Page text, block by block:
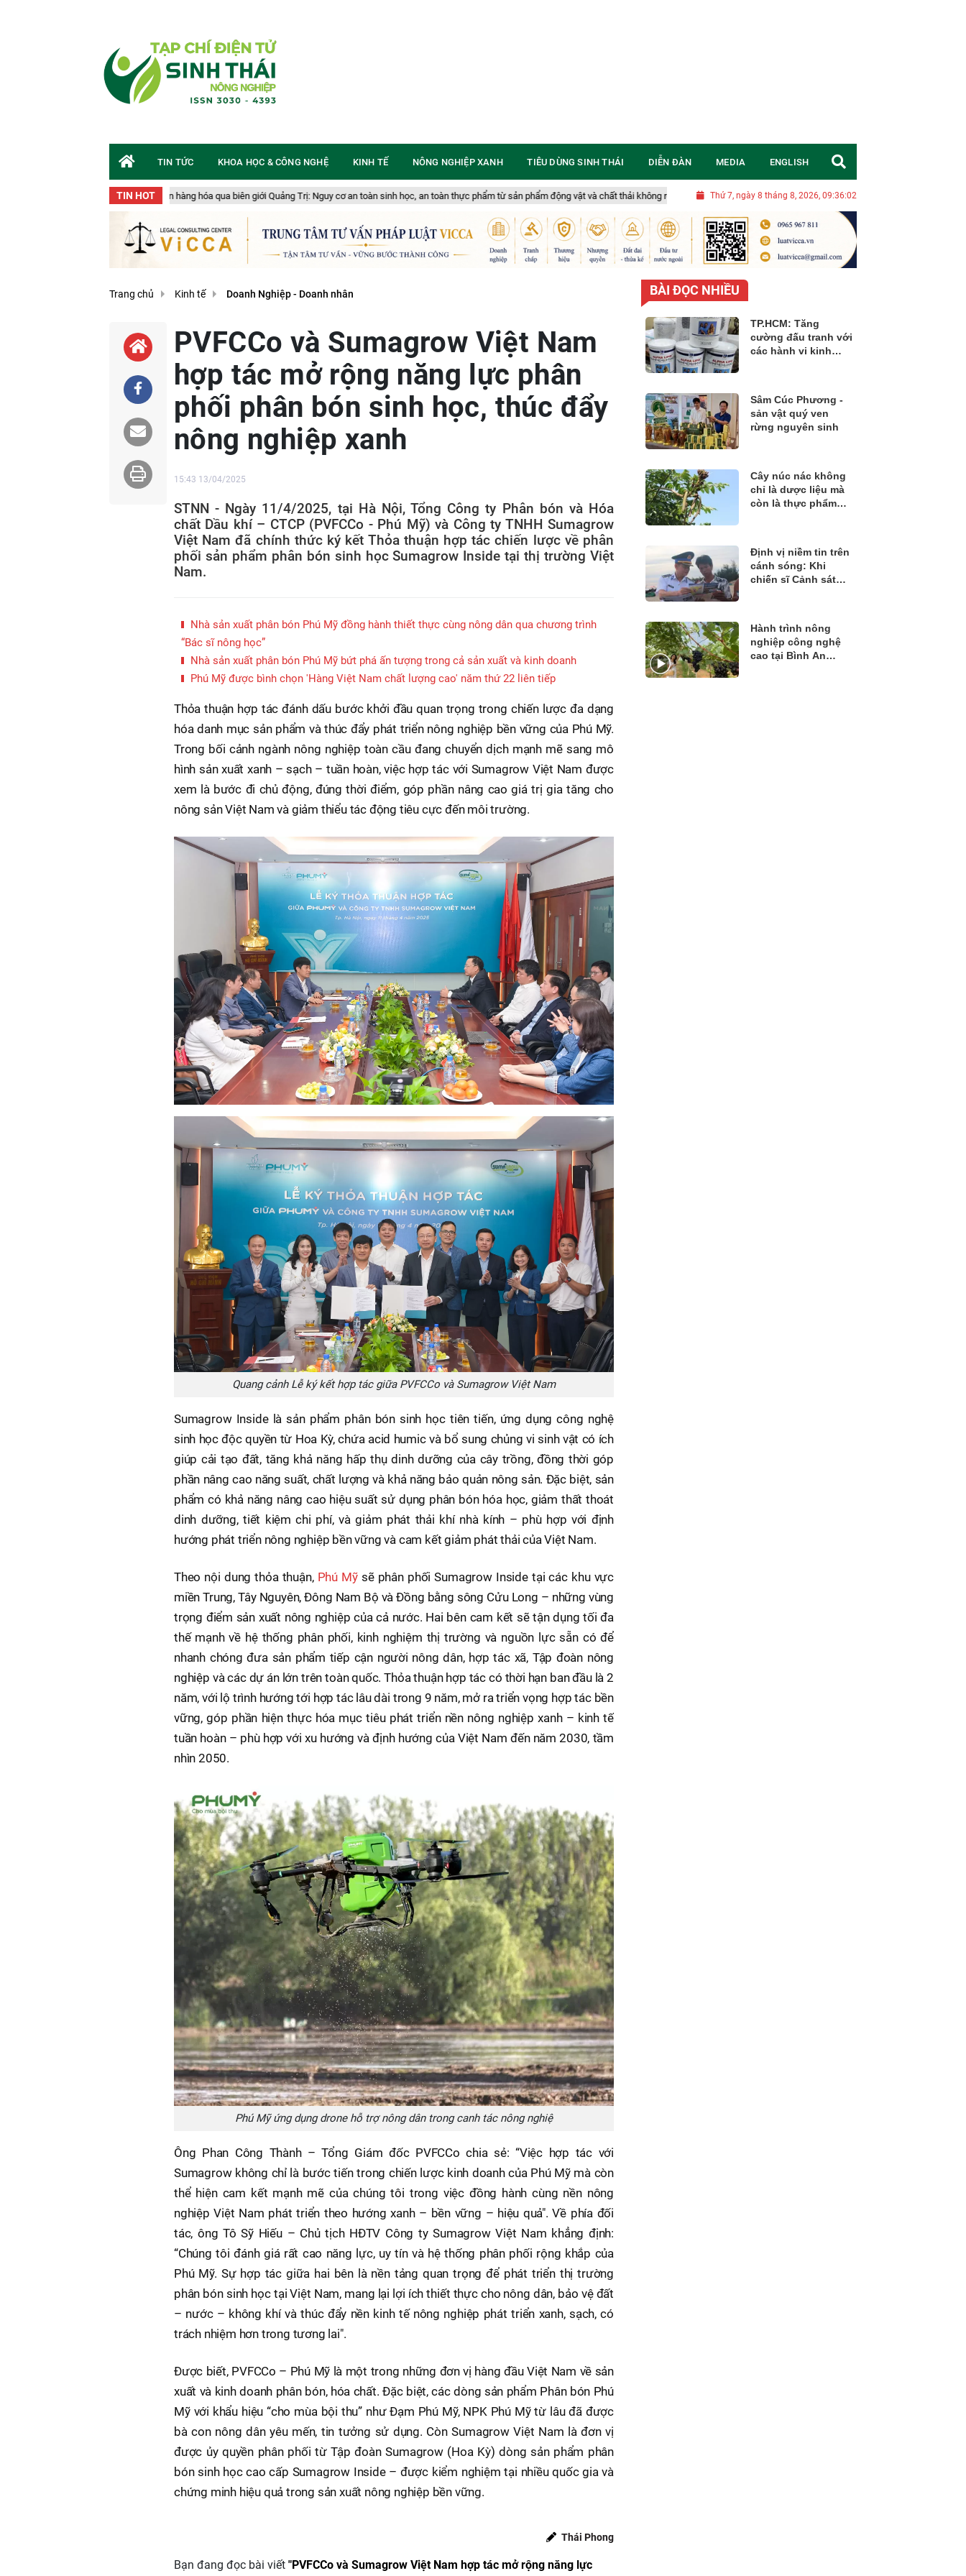
TIN HOT
chuyển gần 50 tấn hàng hóa qua biên giới Quảng Trị: Nguy cơ an toàn sinh học, an toàn thực phẩm từ sản phẩm động vật và chất thải không rõ nguồn gốc Nghị quyết 20-NQ/TW: Chuyển đổi tư duy, đặt mục tiêu chiến lược để
Thứ 7, ngày 8 tháng 8, 2026, 09:36:04
TIN TỨC KHOA HỌC & CÔNG NGHỆ KINH TẾ NÔNG NGHIỆP XANH TIÊU DÙNG SINH THÁI DIỄN ĐÀN MEDIA ENGLISH
Trang chủ Kinh tế Doanh Nghiệp - Doanh nhân
PVFCCo và Sumagrow Việt Nam
hợp tác mở rộng năng lực phân
phối phân bón sinh học, thúc đẩy
nông nghiệp xanh
15:43 13/04/2025
STNN - Ngày 11/4/2025, tại Hà Nội, Tổng Công ty Phân bón và Hóa
chất Dầu khí – CTCP (PVFCCo - Phú Mỹ) và Công ty TNHH Sumagrow
Việt Nam đã chính thức ký kết Thỏa thuận hợp tác chiến lược về phân
phối sản phẩm phân bón sinh học Sumagrow Inside tại thị trường Việt
Nam.
Nhà sản xuất phân bón Phú Mỹ đồng hành thiết thực cùng nông dân qua chương trình
“Bác sĩ nông học”
Nhà sản xuất phân bón Phú Mỹ bứt phá ấn tượng trong cả sản xuất và kinh doanh
Phú Mỹ được bình chọn 'Hàng Việt Nam chất lượng cao' năm thứ 22 liên tiếp
Thỏa thuận hợp tác đánh dấu bước khởi đầu quan trọng trong chiến lược đa dạng
hóa danh mục sản phẩm và thúc đẩy phát triển nông nghiệp bền vững của Phú Mỹ.
Trong bối cảnh ngành nông nghiệp toàn cầu đang chuyển dịch mạnh mẽ sang mô
hình sản xuất xanh – sạch – tuần hoàn, việc hợp tác với Sumagrow Việt Nam được
xem là bước đi chủ động, đúng thời điểm, góp phần nâng cao giá trị gia tăng cho
nông sản Việt Nam và giảm thiểu tác động tiêu cực đến môi trường.
Quang cảnh Lễ ký kết hợp tác giữa PVFCCo và Sumagrow Việt Nam
Sumagrow Inside là sản phẩm phân bón sinh học tiên tiến, ứng dụng công nghệ
sinh học độc quyền từ Hoa Kỳ, chứa acid humic và bổ sung chủng vi sinh vật có ích
giúp cải tạo đất, tăng khả năng hấp thụ dinh dưỡng của cây trồng, đồng thời góp
phần nâng cao năng suất, chất lượng và khả năng bảo quản nông sản. Đặc biệt, sản
phẩm có khả năng nâng cao hiệu suất sử dụng phân bón hóa học, giảm thất thoát
dinh dưỡng, tiết kiệm chi phí, và giảm phát thải khí nhà kính – phù hợp với định
hướng phát triển nông nghiệp bền vững và cam kết giảm phát thải của Việt Nam.
Theo nội dung thỏa thuận, Phú Mỹsẽ phân phối Sumagrow Inside tại các khu vực
miền Trung, Tây Nguyên, Đông Nam Bộ và Đồng bằng sông Cửu Long – những vùng
trọng điểm sản xuất nông nghiệp của cả nước. Hai bên cam kết sẽ tận dụng tối đa
thế mạnh về hệ thống phân phối, kinh nghiệm thị trường và nguồn lực sẵn có để
nhanh chóng đưa sản phẩm tiếp cận người nông dân, hợp tác xã, Tập đoàn nông
nghiệp và các dự án lớn trên toàn quốc. Thỏa thuận hợp tác có thời hạn ban đầu là 2
năm, với lộ trình hướng tới hợp tác lâu dài trong 9 năm, mở ra triển vọng hợp tác bền
vững, góp phần hiện thực hóa mục tiêu phát triển nền nông nghiệp xanh – kinh tế
tuần hoàn – phù hợp với xu hướng và định hướng của Việt Nam đến năm 2030, tầm
nhìn 2050.
Phú Mỹ ứng dụng drone hỗ trợ nông dân trong canh tác nông nghiệ
Ông Phan Công Thành – Tổng Giám đốc PVFCCo chia sẻ: “Việc hợp tác với
Sumagrow không chỉ là bước tiến trong chiến lược kinh doanh của Phú Mỹ mà còn
thể hiện cam kết mạnh mẽ của chúng tôi trong việc đồng hành cùng nền nông
nghiệp Việt Nam phát triển theo hướng xanh – bền vững – hiệu quả". Về phía đối
tác, ông Tô Sỹ Hiếu – Chủ tịch HĐTV Công ty Sumagrow Việt Nam khẳng định:
“Chúng tôi đánh giá rất cao năng lực, uy tín và hệ thống phân phối rộng khắp của
Phú Mỹ. Sự hợp tác giữa hai bên là nền tảng quan trọng để phát triển thị trường
phân bón sinh học tại Việt Nam, mang lại lợi ích thiết thực cho nông dân, bảo vệ đất
– nước – không khí và thúc đẩy nền kinh tế nông nghiệp phát triển xanh, sạch, có
trách nhiệm hơn trong tương lai".
Được biết, PVFCCo – Phú Mỹ là một trong những đơn vị hàng đầu Việt Nam về sản
xuất và kinh doanh phân bón, hóa chất. Đặc biệt, các dòng sản phẩm Phân bón Phú
Mỹ với khẩu hiệu “cho mùa bội thu” như Đạm Phú Mỹ, NPK Phú Mỹ từ lâu đã được
bà con nông dân yêu mến, tin tưởng sử dụng. Còn Sumagrow Việt Nam là đơn vị
được ủy quyền phân phối từ Tập đoàn Sumagrow (Hoa Kỳ) dòng sản phẩm phân
bón sinh học cao cấp Sumagrow Inside – được kiểm nghiệm tại nhiều quốc gia và
chứng minh hiệu quả trong sản xuất nông nghiệp bền vững.​​​​​​
Thái Phong
Bạn đang đọc bài viết "PVFCCo và Sumagrow Việt Nam hợp tác mở rộng năng lực
BÀI ĐỌC NHIỀU
TP.HCM: Tăng
cường đấu tranh với
các hành vi kinh
Sâm Cúc Phương -
sản vật quý ven
rừng nguyên sinh
Cây núc nác không
chỉ là dược liệu mà
còn là thực phẩm
Định vị niềm tin trên
cánh sóng: Khi
chiến sĩ Cảnh sát
Hành trình nông
nghiệp công nghệ
cao tại Bình An